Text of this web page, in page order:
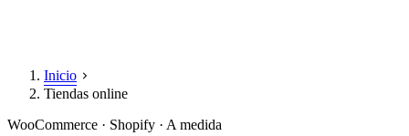
Inicio
Tiendas online
WooCommerce · Shopify · A medida